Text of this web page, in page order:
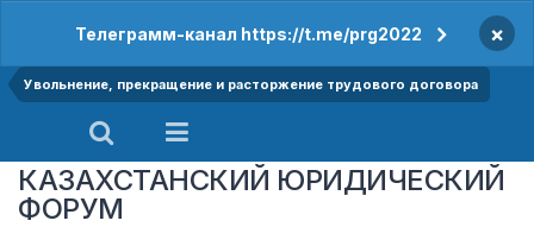
Телеграмм-канал https://t.me/prg2022 ×
Увольнение, прекращение и расторжение трудового договора
КАЗАХСТАНСКИЙ ЮРИДИЧЕСКИЙ
ФОРУМ